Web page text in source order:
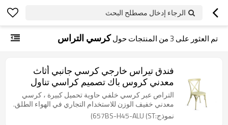
الرجاء إدخال مصطلح البحث
تم العثور على 3من المنتجات حولكرسي التراس
فندق تيراس خارجي كرسي جانبي أثاث
معدني كروس باك تصميم كراسي تناول
الطعام في المقهى
التراص عبر كرسي خلفي حاوية تحميل كبيرة ، كرسي
معدني خفيف الوزن للاستخدام التجاري في الهواء الطلق.
نموذج:657BS-H45-ALU (ST)